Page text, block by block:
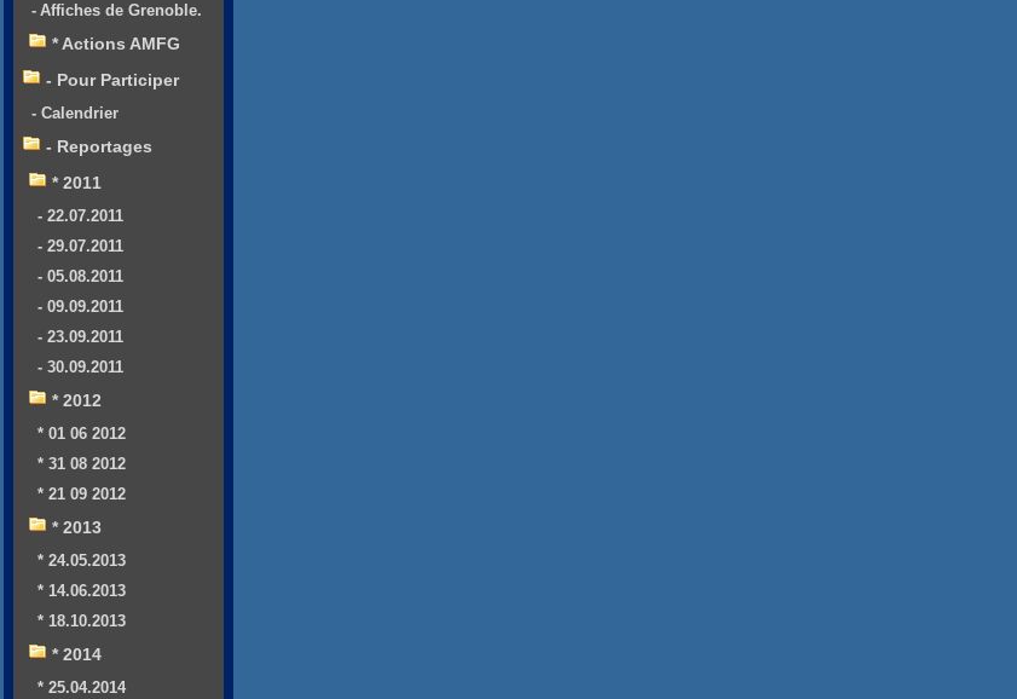
- Affiches de Grenoble.
* Actions AMFG
- Pour Participer
- Calendrier
- Reportages
* 2011
- 22.07.2011
- 29.07.2011
- 05.08.2011
- 09.09.2011
- 23.09.2011
- 30.09.2011
* 2012
* 01 06 2012
* 31 08 2012
* 21 09 2012
* 2013
* 24.05.2013
* 14.06.2013
* 18.10.2013
* 2014
* 25.04.2014